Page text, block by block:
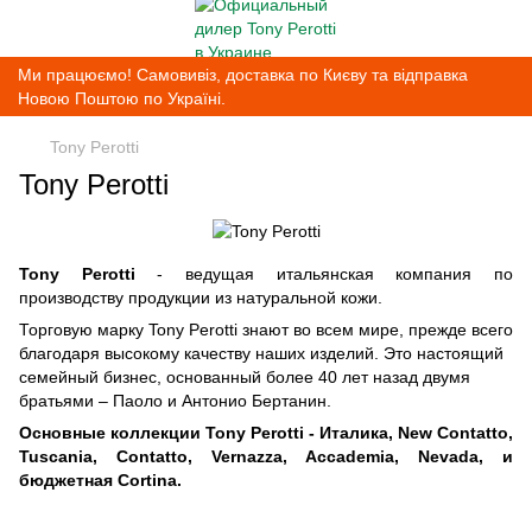
Ми працюємо! Самовивіз, доставка по Києву та відправка
Новою Поштою по Україні.
Tony Perotti
Tony Perotti
Tony Perotti - ведущая итальянская компания по
производству продукции из натуральной кожи.
Торговую марку Tony Perotti знают во всем мире, прежде всего
благодаря высокому качеству наших изделий. Это настоящий
семейный бизнес, основанный более 40 лет назад двумя
братьями – Паоло и Антонио Бертанин.
Основные коллекции Tony Perotti - Италика, New Contatto,
Tuscania, Contatto, Vernazza, Accademia, Nevada, и
бюджетная Cortina.